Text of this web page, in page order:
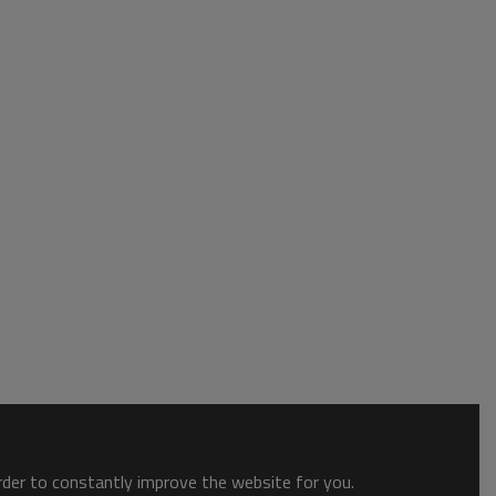
to constantly improve the website for you.